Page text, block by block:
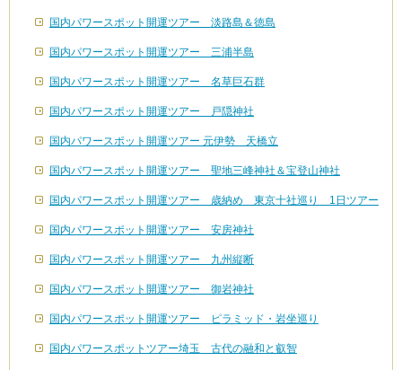
国内パワースポット開運ツアー 淡路島＆徳島
国内パワースポット開運ツアー 三浦半島
国内パワースポット開運ツアー 名草巨石群
国内パワースポット開運ツアー 戸隠神社
国内パワースポット開運ツアー 元伊勢 天橋立
国内パワースポット開運ツアー 聖地三峰神社＆宝登山神社
国内パワースポット開運ツアー 歳納め 東京十社巡り 1日ツアー
国内パワースポット開運ツアー 安房神社
国内パワースポット開運ツアー 九州縦断
国内パワースポット開運ツアー 御岩神社
国内パワースポット開運ツアー ピラミッド・岩坐巡り
国内パワースポットツアー埼玉 古代の融和と叡智